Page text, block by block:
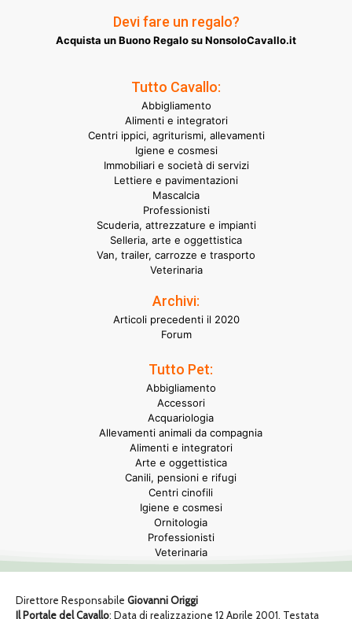
Devi fare un regalo?
Acquista un Buono Regalo su NonsoloCavallo.it
Tutto Cavallo:
Abbigliamento
Alimenti e integratori
Centri ippici, agriturismi, allevamenti
Igiene e cosmesi
Immobiliari e società di servizi
Lettiere e pavimentazioni
Mascalcia
Professionisti
Scuderia, attrezzature e impianti
Selleria, arte e oggettistica
Van, trailer, carrozze e trasporto
Veterinaria
Archivi:
Articoli precedenti il 2020
Forum
Tutto Pet:
Abbigliamento
Accessori
Acquariologia
Allevamenti animali da compagnia
Alimenti e integratori
Arte e oggettistica
Canili, pensioni e rifugi
Centri cinofili
Igiene e cosmesi
Ornitologia
Professionisti
Veterinaria
Direttore Responsabile Giovanni Origgi
Il Portale del Cavallo: Data di realizzazione 12 Aprile 2001. Testata